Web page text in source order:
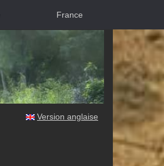
France
Version anglaise